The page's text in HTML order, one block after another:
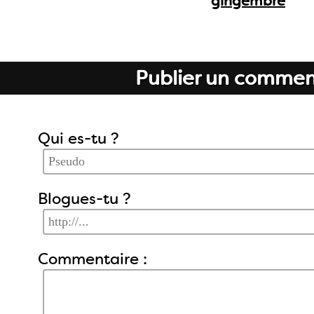
Publier un
Qui es-tu ?
Blogues-tu ?
Commentaire :